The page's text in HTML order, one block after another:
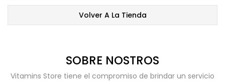
Volver A La Tienda
SOBRE NOSTROS
Vitamins Store tiene el compromiso de brindar un servicio
¿Contraseña perdida?